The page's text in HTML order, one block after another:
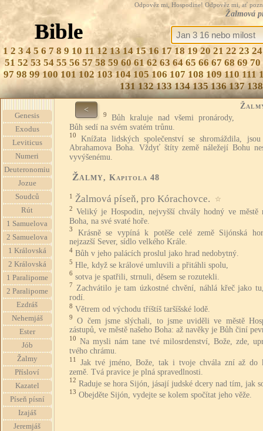
Odpověz mi, Hospodine! Odpověz mi, ať
Žalmová
Bible
1 2 3 4 5 6 7 8 9 10 11 12 13 14 15 16 17 18 19 20 21 22 23 24
51 52 53 54 55 56 57 58 59 60 61 62 63 64 65 66 67 68 69 70
97 98 99 100 101 102 103 104 105 106 107 108 109 110 111
131 132 133 134 135 136 137 138
Genesis
Exodus
Leviticus
Numeri
Deuteronomiu
Jozue
Soudců
Rút
1 Samuelova
2 Samuelova
1 Královská
2 Královská
1 Paralipome
2 Paralipome
Ezdráš
Nehemjáš
Ester
Jób
Žalmy
Přísloví
Kazatel
Píseň písní
Izajáš
Jeremjáš
<
9
Bůh kraluje nad všemi pronárody,
Bůh sedí na svém svatém trůnu.
10
Knížata lidských společenství se shromáždila,
Abrahamova Boha. Vždyť štíty země náležejí Bohu
vyvýšenému.
Žalmy, Kapitola 48
1 Žalmová píseň, pro Kórachovce. ☆
2
Veliký je Hospodin, nejvyšší chvály hodný ve městě
Boha, na své svaté hoře.
3
Krásně se vypíná k potěše celé země Sijónská
nejzazší Sever, sídlo velkého Krále.
4 Bůh v jeho palácích proslul jako hrad nedobytný.
5 Hle, když se králové umluvili a přitáhli spolu,
6 sotva je spatřili, strnuli, děsem se rozutekli.
7
Zachvátilo je tam úzkostné chvění, náhlá křeč jako
rodí.
8 Větrem od východu tříštíš taršíšské lodě.
9
O čem jsme slýchali, to jsme uviděli ve městě
zástupů, ve městě našeho Boha: až navěky je Bůh činí
10 Na mysli nám tane tvé milosrdenství, Bože, zde,
tvého chrámu.
11
Jak tvé jméno, Bože, tak i tvoje chvála zní až do
země. Tvá pravice je plná spravedlnosti.
12 Raduje se hora Sijón, jásají judské dcery nad tím, jak
13 Obejděte Sijón, vydejte se kolem spočítat jeho věže.